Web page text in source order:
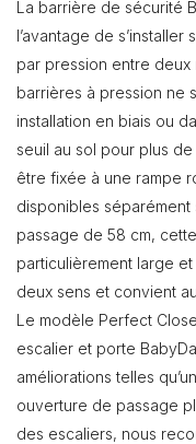
La barrière de sécurité
l’avantage de
par pression entre
barrières à pression ne
installation en biais ou
seuil au sol pour plus
être fixée à une rampe
disponibles
passage de 58 cm,
particulièrement large
deux sens et convient
Le modèle Perfect
escalier et porte
améliorations telles
ouverture de passage
des escaliers, nous